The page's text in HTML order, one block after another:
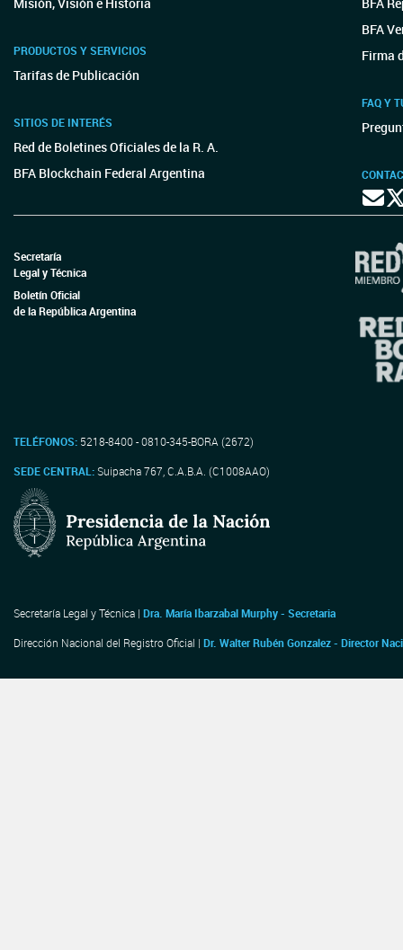
PRODUCTOS Y SERVICIOS
Tarifas de Publicación
SITIOS DE INTERÉS
Red de Boletines Oficiales de la R. A.
BFA Blockchain Federal Argentina
BFA
Firma
FAQ Y
Secretaría
Legal y Técnica
Boletín Oficial
de la República Argentina
TELÉFONOS: 5218-8400 - 0810-345-BORA (2672)
SEDE CENTRAL:Suipacha 767, C.A.B.A. (C1008AAO)
Secretaría Legal y Técnica | Dra. María Ibarzabal Murphy - Secretaria
Dirección Nacional del Registro Oficial | Dr. Walter Rubén Gonzalez - Director